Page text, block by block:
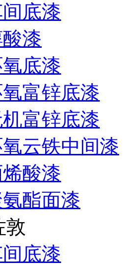
间底漆
酸漆
氧底漆
氧富锌底漆
机富锌底漆
氧云铁中间漆
烯酸漆
氨酯面漆
敦
间底漆